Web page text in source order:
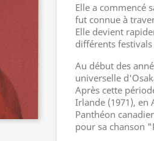
Elle a commencé
fut connue à
Elle devient
différents festivals
Au début des
universelle
Après cette
Irlande (1971), en
Panthéon
pour sa chanson